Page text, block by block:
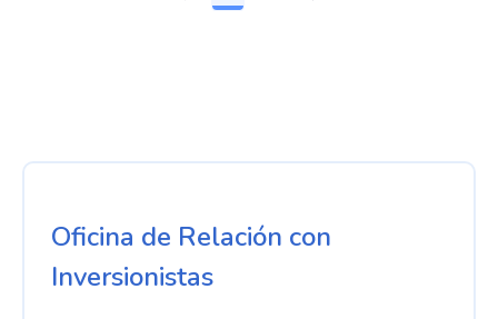
Oficina de Relación con
Inversionistas